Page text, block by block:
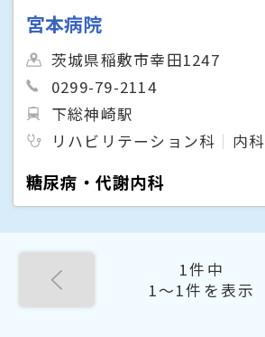
宮本病院
茨城県稲敷市幸田1247
0299-79-2114
下総神崎駅
リハビリテーション科
内科
糖尿病・代謝内科
1件中
1〜1件を表示